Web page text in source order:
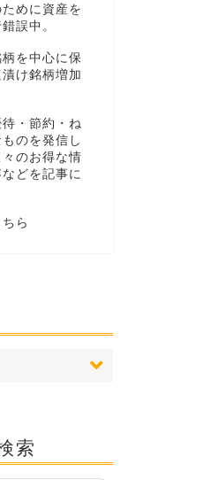
めに資産を
誤中。
を中心に保
け銘柄増加
・節約・ね
のを発信し
のお得な情
どを記事に
ら
索